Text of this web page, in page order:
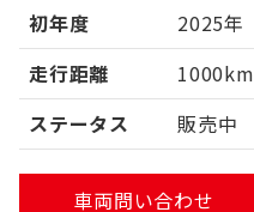
初年度
2025年
走行距離
1000km
ステータス
販売中
車両問い合わせ